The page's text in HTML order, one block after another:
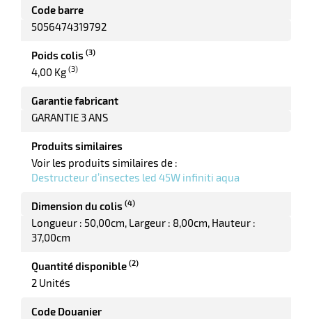
Code barre
5056474319792
Poids colis (3)
4,00 Kg (3)
Garantie fabricant
GARANTIE 3 ANS
Produits similaires
Voir les produits similaires de :
Destructeur d’insectes led 45W infiniti aqua
Dimension du colis (4)
Longueur : 50,00cm Largeur : 8,00cm Hauteur :
37,00cm
Quantité disponible (2)
2 Unités
Code Douanier